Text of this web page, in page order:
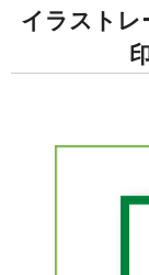
イラストレ